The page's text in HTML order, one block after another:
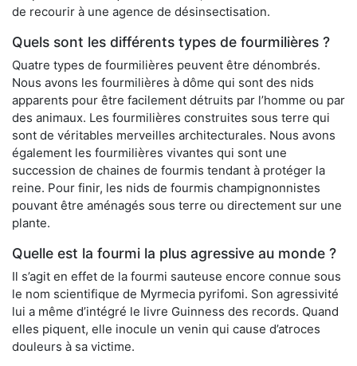
de recourir à une agence de désinsectisation.
Quels sont les différents types de fourmilières ?
Quatre types de fourmilières peuvent être dénombrés.
Nous avons les fourmilières à dôme qui sont des nids
apparents pour être facilement détruits par l’homme ou par
des animaux. Les fourmilières construites sous terre qui
sont de véritables merveilles architecturales. Nous avons
également les fourmilières vivantes qui sont une
succession de chaines de fourmis tendant à protéger la
reine. Pour finir, les nids de fourmis champignonnistes
pouvant être aménagés sous terre ou directement sur une
plante.
Quelle est la fourmi la plus agressive au monde ?
Il s’agit en effet de la fourmi sauteuse encore connue sous
le nom scientifique de Myrmecia pyrifomi. Son agressivité
lui a même d’intégré le livre Guinness des records. Quand
elles piquent, elle inocule un venin qui cause d’atroces
douleurs à sa victime.